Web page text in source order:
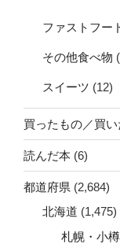
ファストフー
その他食べ物
スイーツ (12)
買ったもの／買
読んだ本 (6)
都道府県 (2,684)
北海道 (1,475)
札幌・小樽